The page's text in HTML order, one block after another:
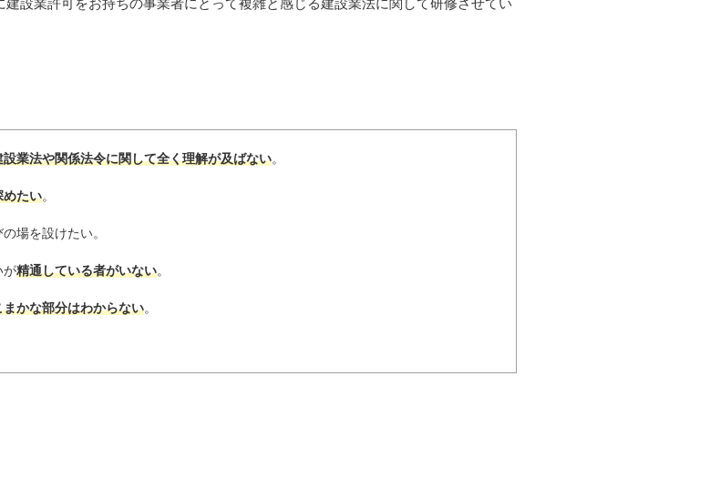
設業法や関係法令に関して全く理解が及ばない。
めたい。
場を設けたい。
が精通している者がいない。
まかな部分はわからない。